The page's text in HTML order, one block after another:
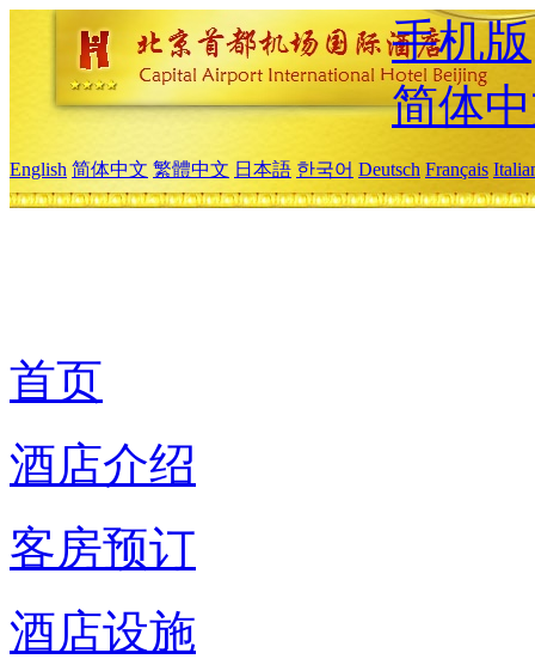
手机版
简体
English 简体中文 繁體中文 日本語 한국어 Deutsch Français
首页
酒店介绍
客房预订
酒店设施